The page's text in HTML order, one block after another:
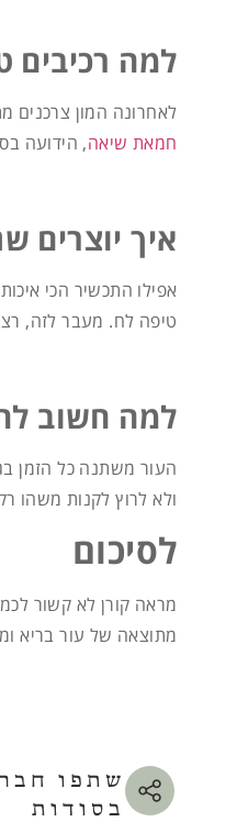
למה רכיבים
לאחרונה המון צרכנים
חמאת שיאה, הידועה
איך יוצרים
אפילו התכשיר הכי
טיפה לח. מעבר לזה,
למה חשוב
העור משתנה כל הזמן
ולא לרוץ לקנות משהו
לסיכום
מראה קורן לא קשור
מתוצאה של עור בריא
שתפו
בסודות